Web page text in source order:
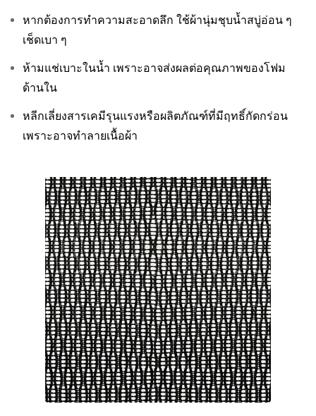
หากต้องการทำความสะอาดลึก ใช้ผ้านุ่มชุบน้ำสบู่อ่อน ๆ
เช็ดเบา ๆ
ห้ามแช่เบาะในน้ำ เพราะอาจส่งผลต่อคุณภาพของโฟม
ด้านใน
หลีกเลี่ยงสารเคมีรุนแรงหรือผลิตภัณฑ์ที่มีฤทธิ์กัดกร่อน
เพราะอาจทำลายเนื้อผ้า